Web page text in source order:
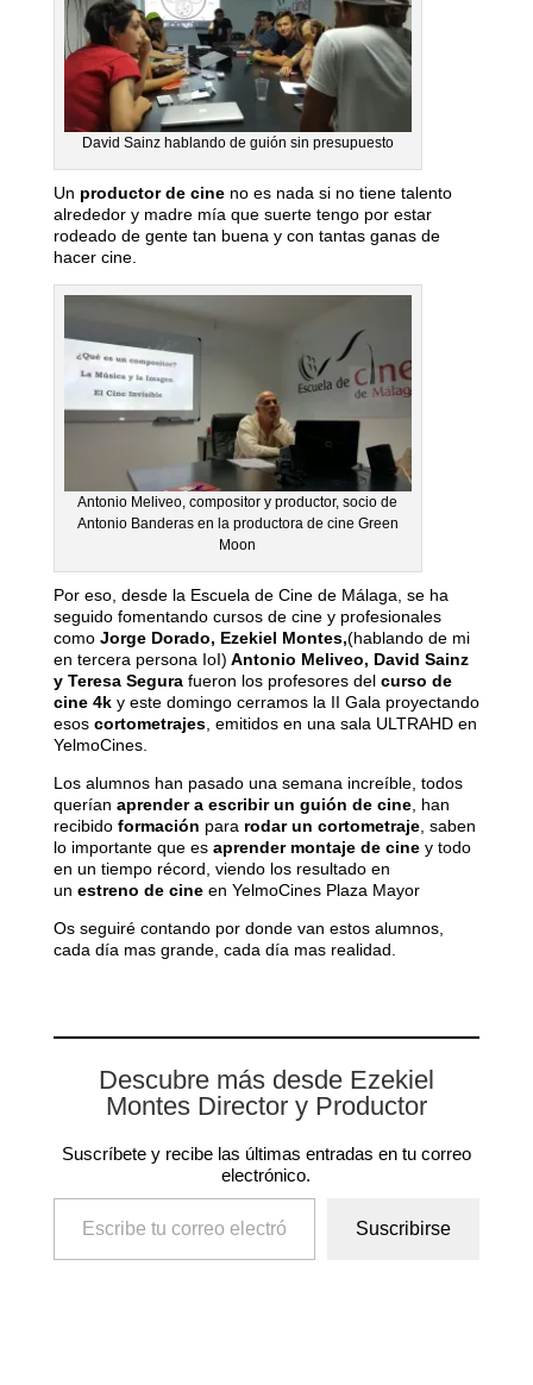
David Sainz hablando de guión sin presupuesto
Un productor de cineno es nada si no tiene talento
alrededor y madre mía que suerte tengo por estar
rodeado de gente tan buena y con tantas ganas de
hacer cine.
Antonio Meliveo, compositor y productor, socio de
Antonio Banderas en la productora de cine Green
Moon
Por eso, desde la Escuela de Cine de Málaga, se ha
seguido fomentando cursos de cine y profesionales
como Jorge Dorado, Ezekiel Montes,(hablando de mi
en tercera persona IoI) Antonio Meliveo, David Sainz
y Teresa Segurafueron los profesores del curso de
cine 4ky este domingo cerramos la II Gala proyectando
esos cortometrajes, emitidos en una sala ULTRAHD en
YelmoCines.
Los alumnos han pasado una semana increíble, todos
querían aprender a escribir un guión de cine, han
recibido formación para rodar un cortometraje, saben
lo importante que es aprender montaje de ciney todo
en un tiempo récord, viendo los resultado en
un estreno de cine en YelmoCines Plaza Mayor
Os seguiré contando por donde van estos alumnos,
cada día mas grande, cada día mas realidad.
Descubre más desde Ezekiel
Montes Director y Productor
Suscríbete y recibe las últimas entradas en tu correo
electrónico.
Escribe tu correo electrónico…
Suscribirse